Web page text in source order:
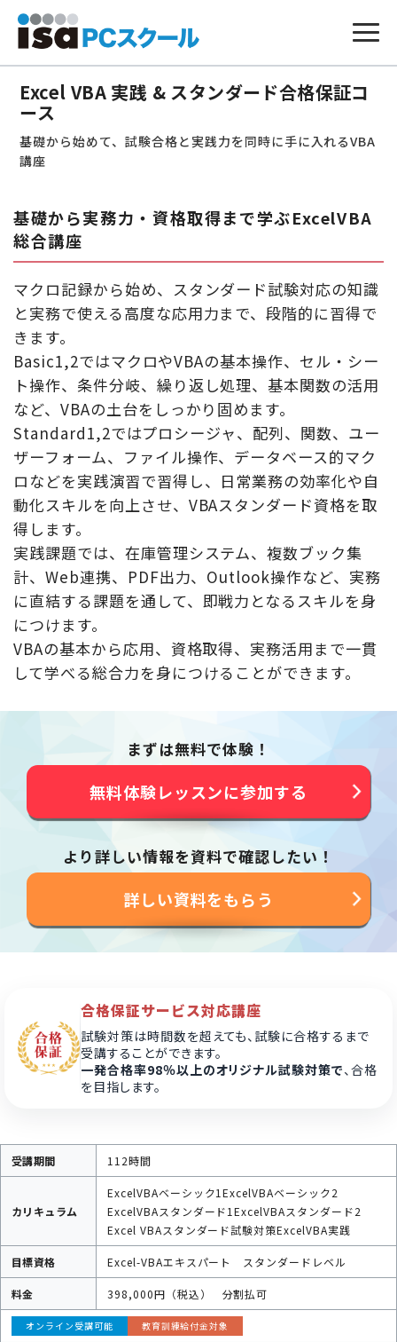
本
Excel VBA 実践 & スタンダード合格保証コ
ース
基礎から始めて、試験合格と実践力を同時に手に入れるVBA
講座
基礎から実務力・資格取得まで学ぶExcelVBA
総合講座
マクロ記録から始め、スタンダード試験対応の知識
と実務で使える高度な応用力まで、段階的に習得で
きます。
Basic1,2ではマクロやVBAの基本操作、セル・シー
ト操作、条件分岐、繰り返し処理、基本関数の活用
など、VBAの土台をしっかり固めます。
Standard1,2ではプロシージャ、配列、関数、ユー
ザーフォーム、ファイル操作、データベース的マク
ロなどを実践演習で習得し、日常業務の効率化や自
動化スキルを向上させ、VBAスタンダード資格を取
得します。
実践課題では、在庫管理システム、複数ブック集
計、Web連携、PDF出力、Outlook操作など、実務
に直結する課題を通して、即戦力となるスキルを身
につけます。
VBAの基本から応用、資格取得、実務活用まで一貫
して学べる総合力を身につけることができます。
まずは無料で体験！
無料体験レッスンに参加する
より詳しい情報を資料で確認したい！
詳しい資料をもらう
合格保証サービス対応講座
試験対策は時間数を超えても、試験に合格するまで
受講することができます。
一発合格率98％以上のオリジナル試験対策で、合格
を目指します。
受講期間 112時間
カリキュラム
ExcelVBAベーシック1ExcelVBAベーシック2
ExcelVBAスタンダード1ExcelVBAスタンダード2
Excel VBAスタンダード試験対策ExcelVBA実践
目標資格 Excel-VBAエキスパート スタンダードレベル
料金 398,000円（税込） 分割払可
オンライン受講可能 教育訓練給付金対象